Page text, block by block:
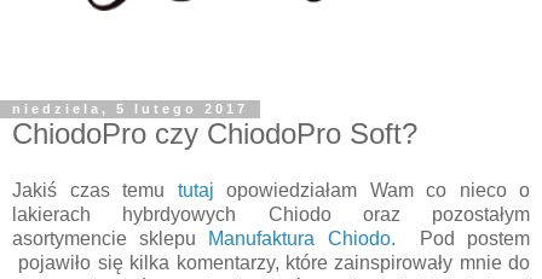
niedziela, 5 lutego 2017
ChiodoPro czy ChiodoPro Soft?
Jakiś czas temu tutaj opowiedziałam Wam co nieco o
lakierach hybrdyowych Chiodo oraz pozostałym
asortymencie sklepu Manufaktura Chiodo. Pod postem
pojawiło się kilka komentarzy, które zainspirowały mnie do